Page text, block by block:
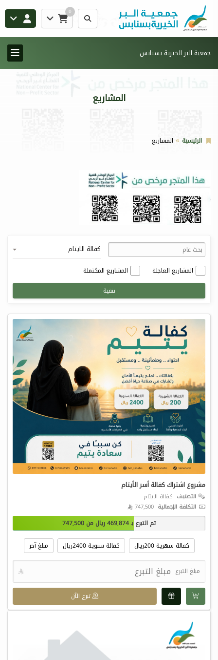
0
جمعية البر الخيرية بسنابس
المشاريع
الرئيسية المشاريع
كفالة الايتام
المشاريع العاجلة
المشاريع المكتملة
تنقية
مشروع اشتراك كفالة أسر الأيتام
التصنيف كفالة الايتام
التكلفة الإجمالية
تم التبرع بـ469,874ريال من 747,500
كفالة شهرية 200ريال كفالة سنوية 2400ريال مبلغ آخر
مبلغ التبرع 
تبرع الآن